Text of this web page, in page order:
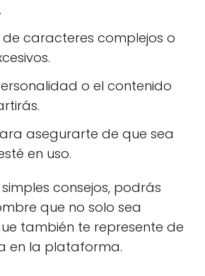
de caracteres complejos o
o el contenido
asegurarte de que sea
en uso.
consejos, podrás
que no solo sea
también te represente de
en la plataforma.